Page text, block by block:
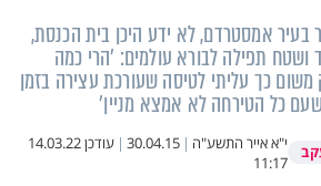
אמסטרדם, לא ידע היכן בית הכנסת,
ושטח תפילה לבורא עולמים: 'הרי כמה
משום כך עליתי לטיסה שעורכת עצירה בזמן
כל הטירחה לא אמצא מניין'
י"א אייר התשע"ה |
30.04.15
| עודכן14.03.22
11:17